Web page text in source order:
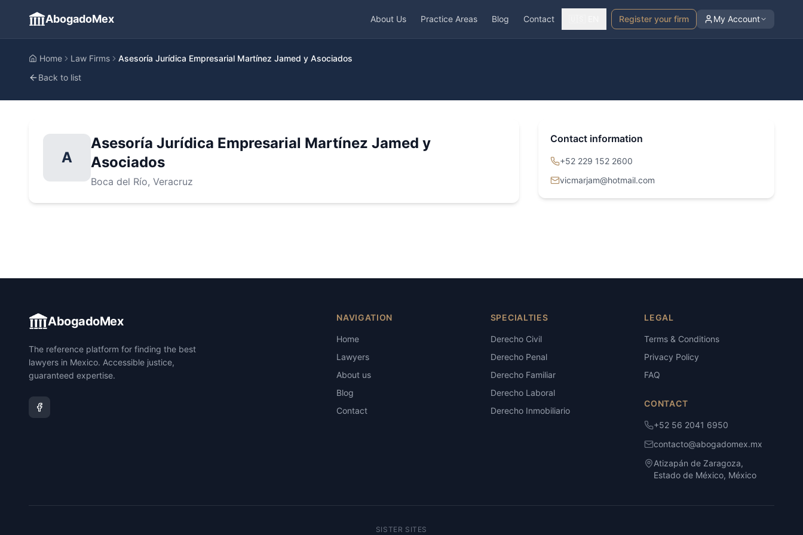
AbogadoMex About Us Practice Areas Blog Contact Register your firm My Account
Home Law Firms
Asesoría Jurídica Empresarial Martínez Jamed y Asociados
Back to list
A
Asesoría Jurídica Empresarial Martínez Jamed y
Asociados
Boca del Río, Veracruz
Contact information
+52 229 152 2600
vicmarjam@hotmail.com
AbogadoMex
The reference platform for finding the best
lawyers in Mexico. Accessible justice,
guaranteed expertise.
NAVIGATION
Home
Lawyers
About us
Blog
Contact
SPECIALTIES
Derecho Civil
Derecho Penal
Derecho Familiar
Derecho Laboral
Derecho Inmobiliario
LEGAL
Terms & Conditions
Privacy Policy
FAQ
CONTACT
+52 56 2041 6950
contacto@abogadomex.mx
Atizapán de Zaragoza,
Estado de México, México
SISTER SITES